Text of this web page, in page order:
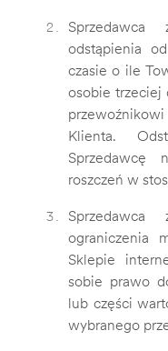
odstąpienia
czasie o ile
osobie trzeciej
Klienta.
roszczeń w
ograniczenia
Sklepie
sobie prawo
lub części
wybranego